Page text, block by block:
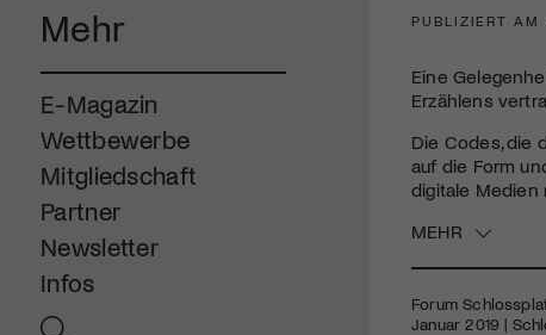
Mehr
E-Magazin
Wettbewerbe
Mitgliedschaft
Partner
Newsletter
Infos
PUBLIZIERT AM
Eine
Erzählens
Die Codes, die
auf die Form
digitale
MEHR
Forum
Januar 2019 |